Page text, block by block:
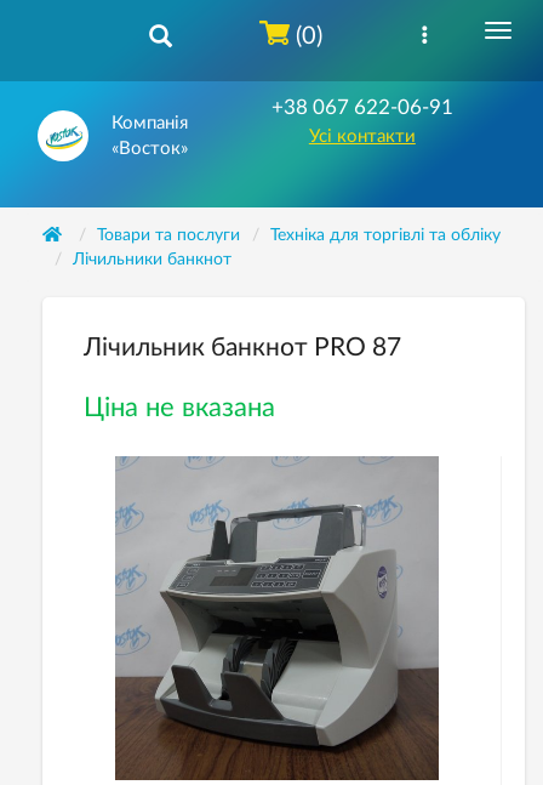
Компанія
«Восток»
+38 067 622-06-91
Усі контакти
(0)
Товари та послуги
Техніка для торгівлі та обліку
Лічильники банкнот
Лічильник банкнот PRO 87
Ціна не вказана